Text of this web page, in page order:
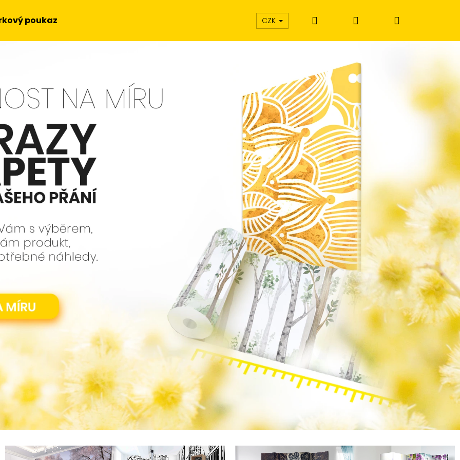
poukaz CZK Hledat PřihlášeníNákupní
Doporučujeme
NA STĚNU - SLUNEČNICE
599 Kč
OBRAZ - HUDEBNÍ EXTÁZE